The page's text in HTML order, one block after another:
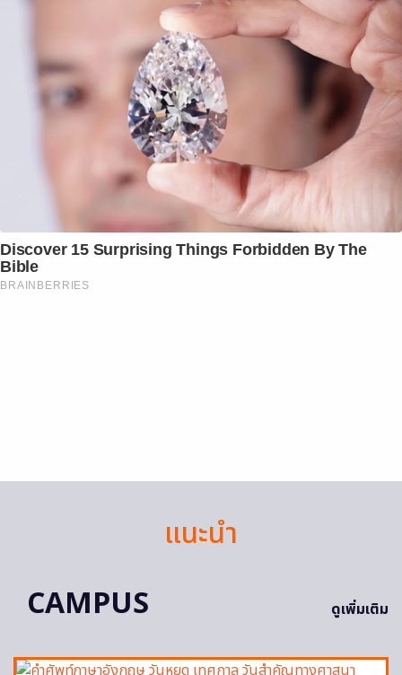
Discover 15 Surprising Things Forbidden By The
Bible
BRAINBERRIES
แนะนำ
CAMPUS
ดูเพิ่มเติม